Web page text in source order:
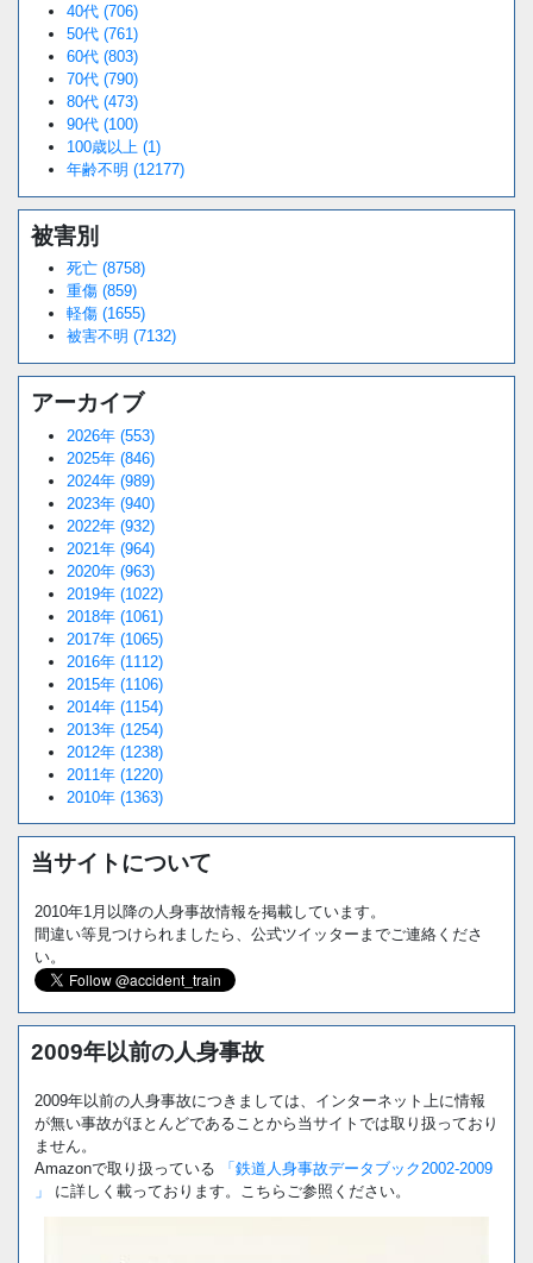
40代 (706)
50代 (761)
60代 (803)
70代 (790)
80代 (473)
90代 (100)
100歳以上 (1)
年齢不明 (12177)
被害別
死亡 (8758)
重傷 (859)
軽傷 (1655)
被害不明 (7132)
アーカイブ
2026年 (553)
2025年 (846)
2024年 (989)
2023年 (940)
2022年 (932)
2021年 (964)
2020年 (963)
2019年 (1022)
2018年 (1061)
2017年 (1065)
2016年 (1112)
2015年 (1106)
2014年 (1154)
2013年 (1254)
2012年 (1238)
2011年 (1220)
2010年 (1363)
当サイトについて
2010年1月以降の人身事故情報を掲載しています。
間違い等見つけられましたら、公式ツイッターまでご連絡くださ
い。
2009年以前の人身事故
2009年以前の人身事故につきましては、インターネット上に情報
が無い事故がほとんどであることから当サイトでは取り扱っており
ません。
Amazonで取り扱っている
「鉄道人身事故データブック2002-2009
」
に詳しく載っております。こちらご参照ください。